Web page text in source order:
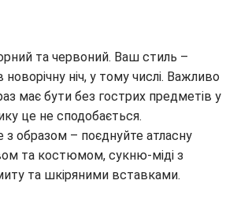
та червоний. Ваш стиль –
новорічну ніч, у тому числі. Важливо
має бути без гострих предметів у
це не сподобається.
з образом – поєднуйте атласну
та костюмом, сукню-міді з
та шкіряними вставками.